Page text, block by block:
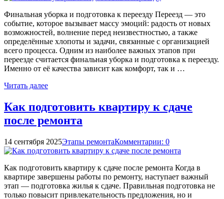
Финальная уборка и подготовка к переезду Переезд — это
событие, которое вызывает массу эмоций: радость от новых
возможностей, волнение перед неизвестностью, а также
определённые хлопоты и задачи, связанные с организацией
всего процесса. Одним из наиболее важных этапов при
переезде считается финальная уборка и подготовка к переезду.
Именно от её качества зависит как комфорт, так и …
Читать далее
Как подготовить квартиру к сдаче
после ремонта
14 сентября 2025Этапы ремонтаКомментарии: 0
Как подготовить квартиру к сдаче после ремонта Когда в
квартире завершены работы по ремонту, наступает важный
этап — подготовка жилья к сдаче. Правильная подготовка не
только повысит привлекательность предложения, но и